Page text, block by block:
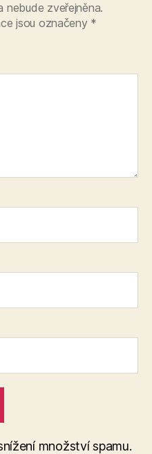
nebude zveřejněna.
jsou označeny *
množství spamu.